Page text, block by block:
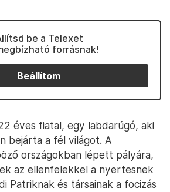
be a Telexet
forrásnak!
Beállítom
éves fiatal, egy labdarúgó, aki
bejárta a fél világot. A
országokban lépett pályára,
az ellenfelekkel a nyertesnek
Patriknak és társainak a focizás